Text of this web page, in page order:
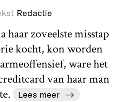
Redactie
haar zoveelste misstap
kocht, kon worden
ware het
van haar man
Lees meer